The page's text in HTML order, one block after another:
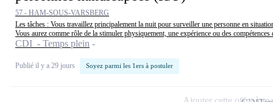
57 - HAM-SOUS-VARSBERG
Les tâches : Vous travaillez principalement la nuit pour surveiller une personne en
Vous aurez comme rôle de la stimuler physiquement, une expérience ou des compétences
CDI - Temps plein
Publié il y a 29 jours Soyez parmi les 1ers à postuler